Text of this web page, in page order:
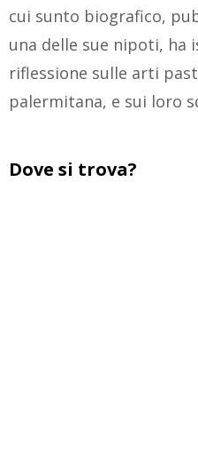
cui sunto biografico,
una delle sue nipoti, ha
riflessione sulle arti
palermitana, e sui loro
Dove si trova?